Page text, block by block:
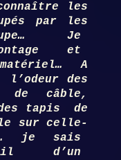
les
par les
Je
et
A
des
de câble,
tapis de
sur celle-
je sais
d’un